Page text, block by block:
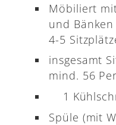
Möbiliert
und
4-5
insgesamt
mind. 56
1
Spüle (mit